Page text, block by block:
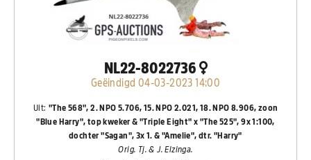
NL22-8022736
Geëindigd 04-03-2023 14:00
Uit: "The 568", 2. NPO 5.706, 15. NPO 2.021, 18. NPO 8.906, zoon
"Blue Harry", top kweker & "Triple Eight" x "The 525", 9x 1:100,
dochter "Sagan", 3x 1. & "Amelie", dtr. "Harry"
Orig. Tj. & J. Elzinga.